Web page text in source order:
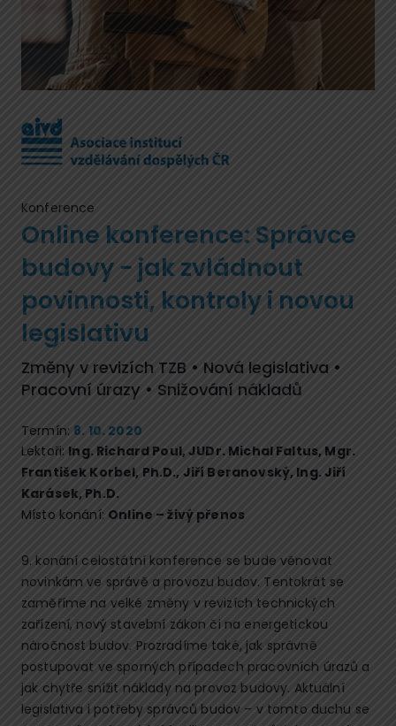
Konference
Online konference: Správce
budovy − jak zvládnout
povinnosti, kontroly i novou
legislativu
Změny v revizích TZB • Nová legislativa •
Pracovní úrazy • Snižování nákladů
Termín: 8. 10. 2020
Lektoři: Ing. Richard Poul,JUDr. Michal Faltus, Mgr.
František Korbel, Ph.D., Jiří Beranovský, Ing. Jiří
Karásek, Ph.D.
Místo konání: Online – živý přenos
9. konání celostátní konference se bude věnovat
novinkám ve správě a provozu budov. Tentokrát se
zaměříme na velké změny v revizích technických
zařízení, nový stavební zákon či na energetickou
náročnost budov. Prozradíme také, jak správně
postupovat ve sporných případech pracovních úrazů a
jak chytře snížit náklady na provoz budovy. Aktuální
legislativa i potřeby správců budov – v tomto duchu se